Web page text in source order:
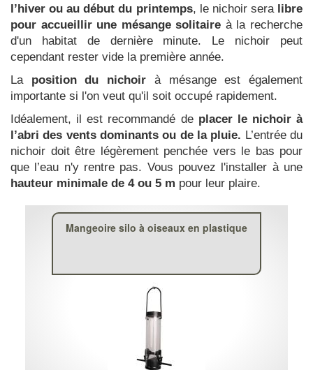
l’hiver ou au début du printemps, le nichoir sera libre
pour accueillir une mésange solitaire à la recherche
d'un habitat de dernière minute. Le nichoir peut
cependant rester vide la première année.
La position du nichoir à mésange est également
importante si l'on veut qu'il soit occupé rapidement.
Idéalement, il est recommandé de placer le nichoir à
l’abri des vents dominants ou de la pluie. L’entrée du
nichoir doit être légèrement penchée vers le bas pour
que l’eau n'y rentre pas. Vous pouvez l'installer à une
hauteur minimale de 4 ou 5 m pour leur plaire.
Mangeoire silo à oiseaux en plastique